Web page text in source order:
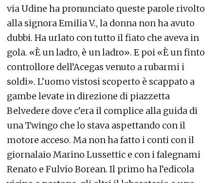
via Udine ha pronunciato queste parole rivolto
alla signora Emilia V., la donna non ha avuto
dubbi. Ha urlato con tutto il fiato che aveva in
gola. «È un ladro, è un ladro». E poi «È un finto
controllore dell’Acegas venuto a rubarmi i
soldi». L’uomo vistosi scoperto è scappato a
gambe levate in direzione di piazzetta
Belvedere dove c’era il complice alla guida di
una Twingo che lo stava aspettando con il
motore acceso. Ma non ha fatto i conti con il
giornalaio Marino Lussettic e con i falegnami
Renato e Fulvio Borean. Il primo ha l’edicola